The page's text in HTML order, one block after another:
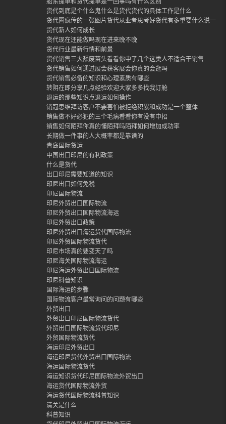
货代到底是个什么鬼什么是货代货代的具体工作是什么
货代圈疯传的一张图片货代从业者思考好货代有多重要什么说一定
货代新人如何成长
货代现在还能做吗现在进来晚不晚
货代行业最新行情和前景
货代销售三大颓废苗头看看你中了几个这类人不适合干销售
货代销售如何通过展会获客展会你真的会逛吗
货代销售必备的知识和心理素质有哪些
转阴在即分享几点经验欢迎大家多多找我订舱
退运的那些知识点退运如何操作
销冠思维拜访客户不要害怕被拒绝积累和成功是一个整体
销售做不好必犯的三个毛病看看你有没有中招
销售如何陌拜你真的懂陌拜吗陌拜如何增加成功率
长期做一件事的人大概率都是靠谱的
青岛国际货运
中国出口印尼的有利政策
什么是货代
出口印尼需要知道的知识
印尼出口如何免税
印尼国际物流
印尼外贸出口国际物流
印尼外贸出口国际物流海运
印尼外贸出口政策
印尼外贸出口海运货代国际物流
印尼外贸国际物流货代
印尼市场真的要变天了吗
印尼海关国际物流海运
印尼海运外贸出口国际物流
印尼科普知识
国际海运的步骤
国际物流客户最常询问的问题有哪些
外贸出口
外贸出口印尼国际物流货代
外贸出口国际物流货代印尼
外贸国际物流货代
海运印尼外贸出口
海运印尼货代外贸出口国际物流
海运国际物流货代
海运知识货代印尼国际物流外贸出口
海运货代国际物流外贸
海运货代国际物流科普知识
清关是什么
科普知识